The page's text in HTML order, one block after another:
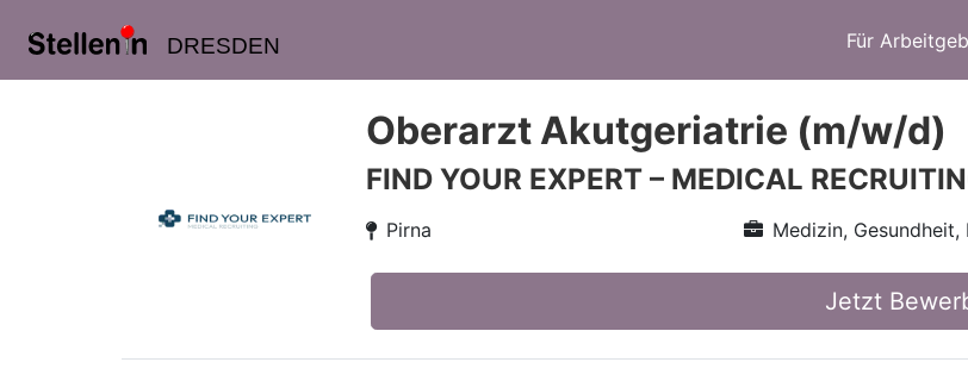
DRESDEN Für
Oberarzt Akutgeriatrie (m/w/d)
FIND YOUR EXPERT – MEDICAL
Pirna Medizin, Gesundheit,
Jetzt